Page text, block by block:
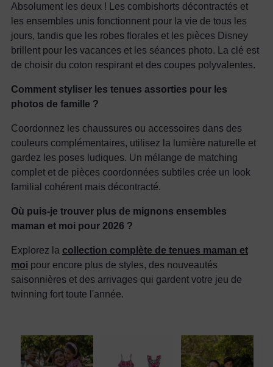
Absolument les deux ! Les combishorts décontractés et
les ensembles unis fonctionnent pour la vie de tous les
jours, tandis que les robes florales et les pièces Disney
brillent pour les vacances et les séances photo. La clé est
de choisir du coton respirant et des coupes polyvalentes.
Comment styliser les tenues assorties pour les
photos de famille ?
Coordonnez les chaussures ou accessoires dans des
couleurs complémentaires, utilisez la lumière naturelle et
gardez les poses ludiques. Un mélange de matching
complet et de pièces coordonnées subtiles crée un look
familial cohérent mais décontracté.
Où puis-je trouver plus de mignons ensembles
maman et moi pour 2026 ?
Explorez la collection complète de tenues maman et
moi pour encore plus de styles, des nouveautés
saisonnières et des arrivages qui gardent votre jeu de
twinning fort toute l'année.